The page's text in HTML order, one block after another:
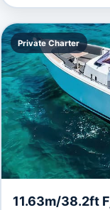
Private Charter
11.63m/38.2ft